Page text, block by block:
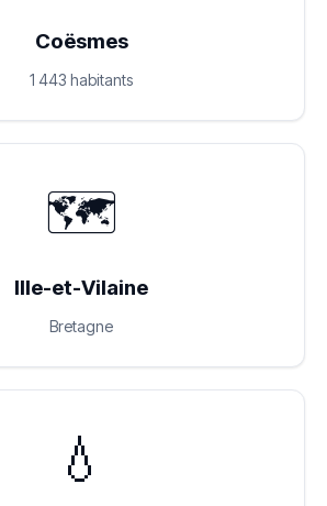
Coësmes
1 443 habitants
🗺️
Ille-et-Vilaine
Bretagne
💧